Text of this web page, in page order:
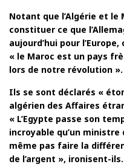
Notant que l’Algérie et le
constituer ce que
aujourd’hui pour
« le Maroc est un pays
lors de notre révolution ».
Ils se sont déclarés «
algérien des Affaires
« L’Egypte passe son
incroyable qu’un
même pas faire la
de l’argent », ironisent-ils.